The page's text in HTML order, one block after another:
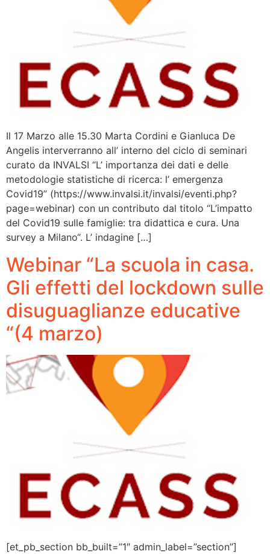
Il 17 Marzo alle 15.30 Marta Cordini e Gianluca De
Angelis interverranno all’ interno del ciclo di seminari
curato da INVALSI “L’ importanza dei dati e delle
metodologie statistiche di ricerca: l’ emergenza
Covid19” (https://www.invalsi.it/invalsi/eventi.php?
page=webinar) con un contributo dal titolo “L’impatto
del Covid19 sulle famiglie: tra didattica e cura. Una
survey a Milano“. L’ indagine […]
Webinar “La scuola in casa.
Gli effetti del lockdown sulle
disuguaglianze educative
“(4 marzo)
[et_pb_section bb_built=”1″ admin_label=”section”]